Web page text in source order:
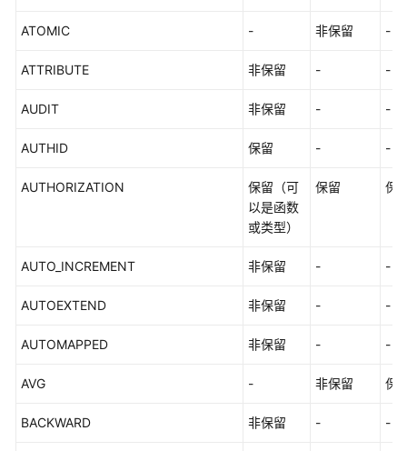
序
发
调
参
键
ATOMIC - 非保留 -
ATTRIBUTE 非保留 - -
AUDIT 非保留 - -
AUTHID 保留 - -
AUTHORIZATION
保留（可
以是函数
或类型）
保留 保
AUTO_INCREMENT 非保留 - -
AUTOEXTEND 非保留 - -
AUTOMAPPED 非保留 - -
AVG - 非保留 保
BACKWARD 非保留 - -